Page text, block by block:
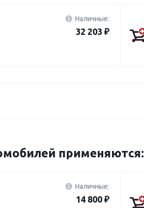
Наличные:
32 203 ₽
применяются:
Наличные:
14 800 ₽